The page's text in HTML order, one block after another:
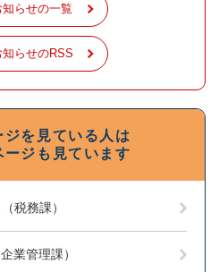
らせの一覧
らせのRSS
ジを見ている人は
ージも見ています
税務課）
業管理課）